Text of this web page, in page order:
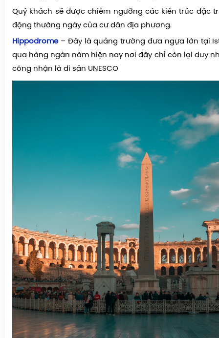
Quý khách sẽ được chiêm ngưỡng các kiến trúc đặc
động thường ngày của cư dân địa phương.
Hippodrome – Đây là quảng trường đưa ngựa lớn tại
qua hàng ngàn năm hiện nay nơi đây chỉ còn lại duy
công nhận là di sản UNESCO